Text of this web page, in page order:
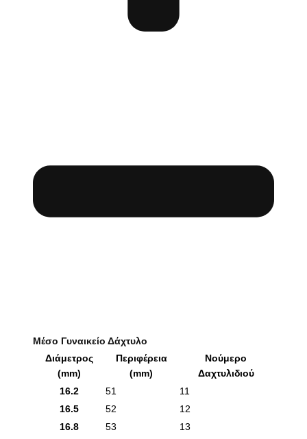
Μέσο Γυναικείο Δάχτυλο
Διάμετρος
(mm)
Περιφέρεια
(mm)
Νούμερο
Δαχτυλιδιού
16.2
51
11
16.5
52
12
16.8
53
13